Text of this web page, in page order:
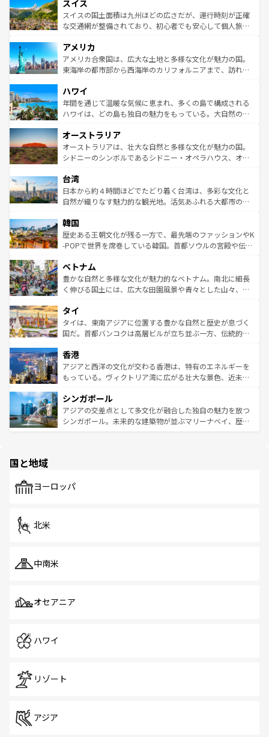
れる地方に足を運ぶとそれぞれで全く異なる文化を体験で
きるだろう。 なお、新着のフランス情報はコンテンツ一覧
を参照してほしい。
は、お酒好きな人にはぜひ体験してほしい。 なお、新着の
ドイツ情報はコンテンツ一覧を参照してほしい。
リアごとに異なる魅力がある。また、優雅なアフタヌーン
ティー、ビール好きにはたまらない英国パブ、サッカー観
戦など、本場だからこそできる体験も豊富。イギリスを旅
ンツ一覧を参照してほしい。
スイス
スイスの国土面積は九州ほどの広さだが、運行時刻が正確
な交通網が整備されており、初心者でも安心して個人旅行
の建物がそのまま残る町や、スイスならではのユニークな
博物館もあり、アルプス観光だけでなく町歩きも満喫する
ことができる。国民の所得が高いため物価も高いが、旅行
ば市内交通費無料で観光を楽しむこともできる。 なお、新
着のスイス情報はコンテンツ一覧 を参照してほしい。
アメリカ
アメリカ合衆国は、広大な土地と多様な文化が魅力の国。
東海岸の都市部から西海岸のカリフォルニアまで、訪れる
のような巨大都市は、観光、ショッピング、エンターテイ
ンメントが詰まった刺激的なスポットだ。一方、アメリカ
西部には大自然が広がり、グランドキャニオンやイエロー
部のニューオーリンズでは、音楽と美食が融合した独特の
文化が魅力。旅行者はアメリカの各地域で異なる魅力を楽
しみながら、その多様性と豊かな歴史を感じることができ
ならではの贅沢な旅のスタイルだ。 なお、新着のアメリカ
情報はコンテンツ一覧を参照してほしい。
ハワイ
年間を通じて温暖な気候に恵まれ、多くの島で構成される
ハワイは、どの島も独自の魅力をもっている。大自然の神
ワイ島は見逃せない。また、定番の観光地といえばオアフ
島だが、静かな自然を求めるならマウイ島やカウアイ島が
おすすめ。エメラルドグリーンに輝く海をはじめ、豊かな
れるおもてなしの心で訪れる人々を迎えてくれるハワイの
人々、おいしいローカルフードやハワイアンミュージッ
ク、伝統的なフラダンスなど、すべてがハワイの魅力を彩
ワイを、存分に味わってほしい。 なお、新着のハワイ情報
はコンテンツ一覧を参照してほしい。
オーストラリア
オーストラリアは、壮大な自然と多様な文化が魅力の国。
シドニーのシンボルであるシドニー・オペラハウス、オー
リアリーフや大陸中央部にそびえるウルル（エアーズロッ
ク）、タスマニアの美しい原生林やケアンズの熱帯雨林な
ど、見どころがたくさん。また、カフェやワイン、オージ
いる。アクティビティも充実しており、サーフィンやダイ
ビング、ハイキングなど、アウトドア好きにはたまらな
い。オーストラリアの多彩な魅力を存分に味わいつくそ
参照してほしい。
台湾
日本から約４時間ほどでたどり着く台湾は、多彩な文化と
自然が織りなす魅力的な観光地。活気あふれる大都市の台
ン）、静ひつな山岳地帯である台湾東部など、都市の喧騒
と山間の静けさが共存しており、訪れる人に新しい発見と
驚きをもたらしてくれる。また、奥深い台湾の食文化も魅
容にもいいと評判のスイーツなど、バラエティ豊かな料理
が味わえる。 なお、新着の台湾情報は コンテンツ一覧を参
照してほしい。
韓国
歴史ある王朝文化が残る一方で、最先端のファッションやK
-POPで世界を席巻している韓国。首都ソウルの宮殿や伝統
き、地方に足を延ばせば四季折々の自然美を楽しむことが
できる。そして、キムチや焼肉、絶品のストリートフード
まで、さまざまな韓国料理が待っている。夜には、韓国な
リティに包まれながら、韓国の多彩な魅力を心ゆくまで味
わってみてほしい。 なお、新着の韓国情報はコンテンツ一
覧を参照してほしい。
ベトナム
豊かな自然と多様な文化が魅力的なベトナム。南北に細長
く伸びる国土には、広大な田園風景や青々とした山々、世
急速な発展と共に伝統が息づく。ハノイの古い町並みやホ
ーチミン市のフランス統治時代の建物も、独特の雰囲気を
醸し出している。また、バラエティの豊かさとおいしさで
とつ。フォーやバインミー、ベトナムコーヒーなどは、ぜ
ひ現地で味わいたい。どの地域を訪れてもあたたかい人々
が旅行者を迎えてくれるので、きっと忘れられない旅にな
参照してほしい。
タイ
タイは、東南アジアに位置する豊かな自然と歴史が息づく
国だ。首都バンコクは高層ビルが立ち並ぶ一方、伝統的な
の活気が交差している。北部ではチェンマイなどの山岳地
帯で自然と触れ合い、南部ではプーケットやクラビの美し
いビーチでリゾート気分を楽しむことができる。タイ料理
激する。気候は一年中温暖で、どの季節にも異なる楽しみ
が待っている。親しみやすいタイの人々、仏教を中心とし
た文化、そして多様な観光資源が、訪れる旅人を魅了し続
香港
アジアと西洋の文化が交わる香港は、特有のエネルギーを
もっている。ヴィクトリア湾に広がる壮大な景色、近未来
み、どこを訪れても感動するはず。観光スポットが密集し
ており、効率よく見どころを回れるのも魅力。息をのむよ
うな絶景から文化的な体験まで、香港を存分に楽しみ尽く
シンガポール
アジアの交差点として多文化が融合した独自の魅力を放つ
シンガポール。未来的な建築物が並ぶマリーナベイ、歴史
で、ホーカーズは地元の風情を楽しめる外せないスポット
国と地域
ヨーロッパ
北米
中南米
オセアニア
ハワイ
リゾート
アジア